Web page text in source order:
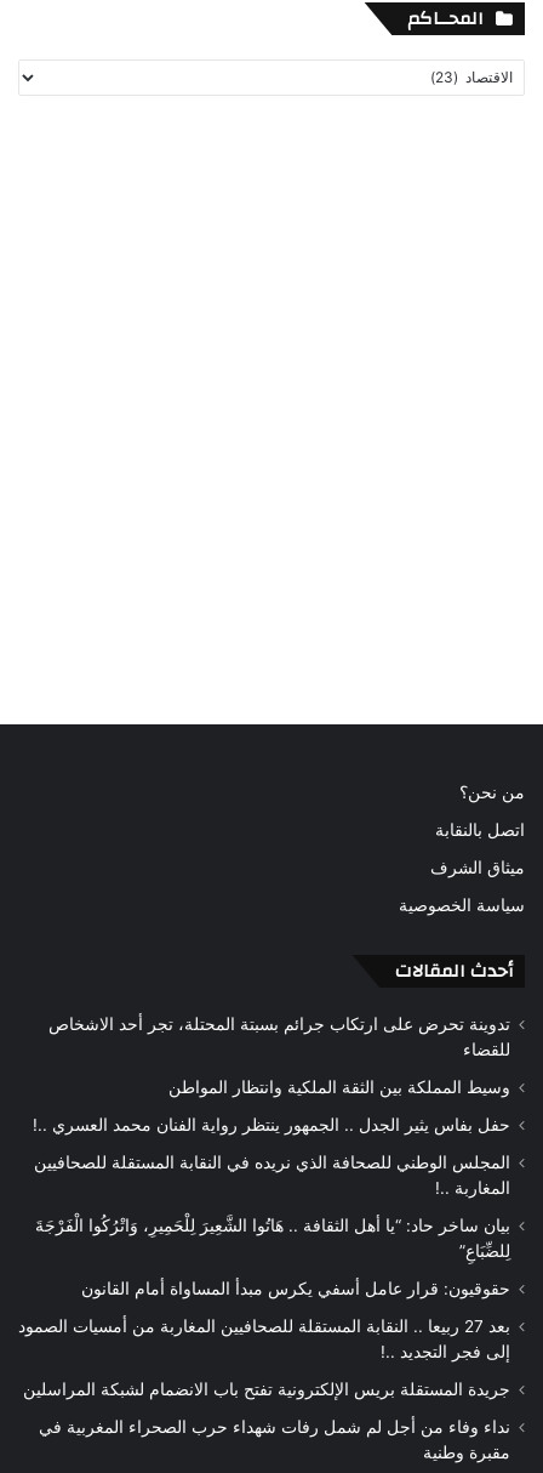
المحــاكم
المحــاكم
من نحن؟
اتصل بالنقابة
ميثاق الشرف
سياسة الخصوصية
أحدث المقالات
تدوينة تحرض على ارتكاب جرائم بسبتة المحتلة، تجر أحد الاشخاص
للقضاء
وسيط المملكة بين الثقة الملكية وانتظار المواطن
حفل بفاس يثير الجدل .. الجمهور ينتظر رواية الفنان محمد العسري ..!
المجلس الوطني للصحافة الذي نريده في النقابة المستقلة للصحافيين
المغاربة ..!
بيان ساخر حاد: “يا أهل الثقافة .. هَاتُوا الشَّعِيرَ لِلْحَمِيرِ، وَاتْرُكُوا الْفَرْجَةَ
لِلضِّبَاعِ”
حقوقيون: قرار عامل أسفي يكرس مبدأ المساواة أمام القانون
بعد 27 ربيعا .. النقابة المستقلة للصحافيين المغاربة من أمسيات الصمود
إلى فجر التجديد ..!
جريدة المستقلة بريس الإلكترونية تفتح باب الانضمام لشبكة المراسلين
نداء وفاء من أجل لم شمل رفات شهداء حرب الصحراء المغربية في
مقبرة وطنية